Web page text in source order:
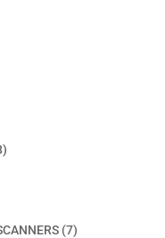
18
77